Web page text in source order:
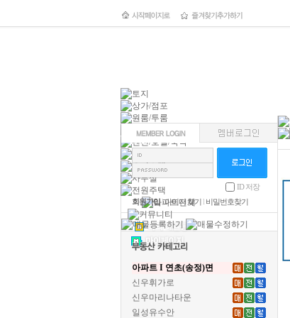
ID 저장
회원가입l아이디 찾기 l 비밀번호찾기
아파트 I 연초(송정)면
신우휘가로
신우마리나타운
일성유수안